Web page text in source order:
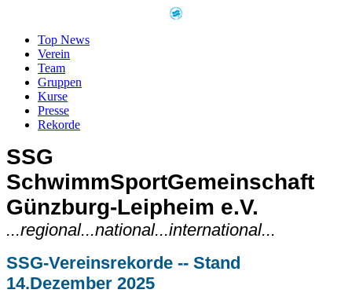
Top News
Verein
Team
Gruppen
Kurse
Presse
Rekorde
SSG
SchwimmSportGemeinschaft
Günzburg-Leipheim e.V.
...regional...national...international...
SSG-Vereinsrekorde -- Stand
14.Dezember 2025